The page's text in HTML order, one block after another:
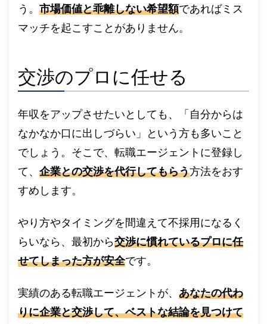
う。 市場価値と乖離しない希望額であればミス
マッチを起こすことがありません。
交渉のプロに任せる
年収をアップさせたいとしても、「自分からは
なかなか口に出しづらい」という方も多いこと
でしょう。そこで、転職エージェントに登録し
て、 企業との交渉を代行してもらう方法をおす
すめします。
やり方やタイミングを間違えて不採用になるく
らいなら、最初から交渉に慣れているプロに任
せてしまった方が安全です。
実績のある転職エージェントが、 あなたの代わ
りに企業と交渉して、ベストな結論を見つけて